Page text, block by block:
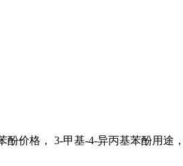
价格， 3-甲基-4-异丙基苯酚用途